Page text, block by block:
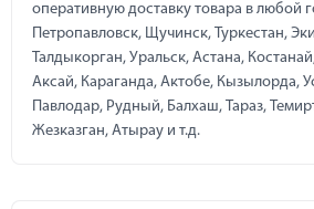
оперативную доставку товара в любой
Петропавловск, Щучинск, Туркестан,
Талдыкорган, Уральск, Астана,
Аксай, Караганда, Актобе, Кызылорда,
Павлодар, Рудный, Балхаш, Тараз,
Жезказган, Атырау и т.д.